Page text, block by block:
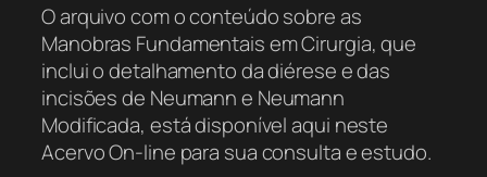
O arquivo com o conteúdo sobre as
Manobras Fundamentais em Cirurgia, que
inclui o detalhamento da diérese e das
incisões de Neumann e Neumann
Modificada, está disponível aqui neste
Acervo On-line para sua consulta e estudo.